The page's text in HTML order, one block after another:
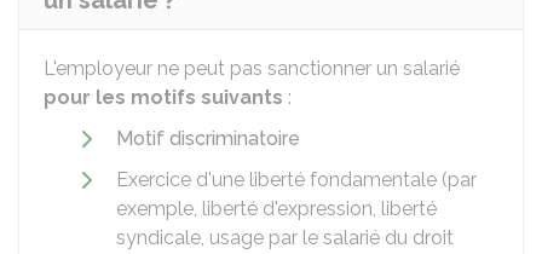
L'employeur ne peut pas sanctionner un salarié
pour les motifs suivants :
Motif discriminatoire
Exercice d'une liberté fondamentale (par
exemple, liberté d'expression, liberté
syndicale, usage par le salarié du droit